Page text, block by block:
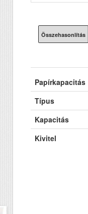
Összehasonlítás
Papírkapacitás
Típus
Kapacitás
Kivitel